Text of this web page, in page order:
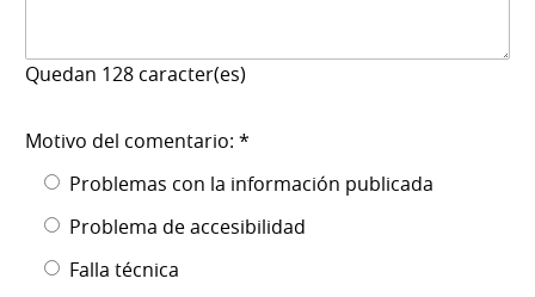
Quedan 128 caracter(es)
Motivo del comentario: *
Problemas con la información publicada
Problema de accesibilidad
Falla técnica